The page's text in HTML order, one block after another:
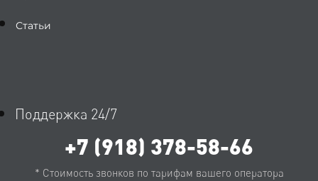
Статьи
Поддержка 24/7
+7 (918) 378-58-66
* Стоимость звонков по тарифам вашего оператора